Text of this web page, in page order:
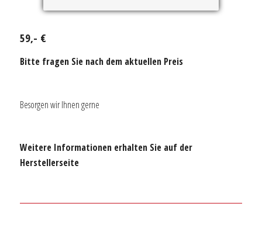
59,- €
Bitte fragen Sie nach dem aktuellen Preis
Besorgen wir Ihnen gerne
Weitere Informationen erhalten Sie auf der
Herstellerseite